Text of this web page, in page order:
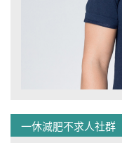
一休減肥不求人社群